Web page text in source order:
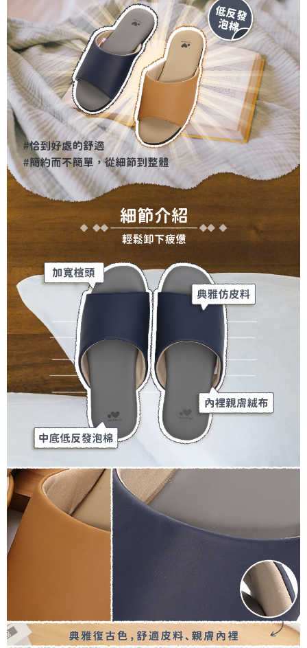
３．未成年的使用者請事先徵得法定代理人或監護人之同意方可使用
「AFTEE先享後付」，若未經同意申辦者引起之損失，本公司不負相關責
任。
４．使用「AFTEE先享後付」時，將依據個別帳號之用戶狀況，依本公司即
時審查核予不同之上限額度；若仍有額度不足之情形，本公司將視審查結果
請求用戶進行身份認證。
５．嚴禁一人註冊多個帳號或使用他人資訊註冊。若發現惡意使用之情形，
恩沛科技股份有限公司將有權停止該用戶之使用額度並採取法律行動。
港澳地區 查看運費